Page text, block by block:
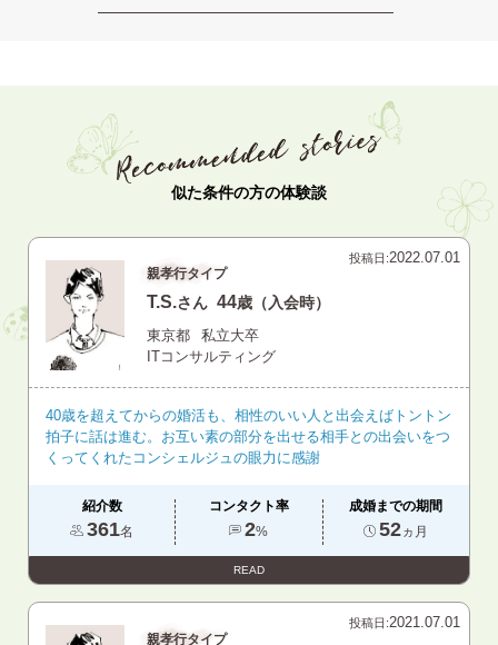
似た条件の方の体験談
投稿日:2022.07.01
親孝行タイプ
T.S.さん 44歳（入会時）
東京都
私立大卒
ITコンサルティング
40歳を超えてからの婚活も、相性のいい人と出会えばトントン
拍子に話は進む。お互い素の部分を出せる相手との出会いをつ
くってくれたコンシェルジュの眼力に感謝
紹介数
361名
コンタクト率
2%
成婚までの期間
52ヵ月
READ
投稿日:2021.07.01
親孝行タイプ